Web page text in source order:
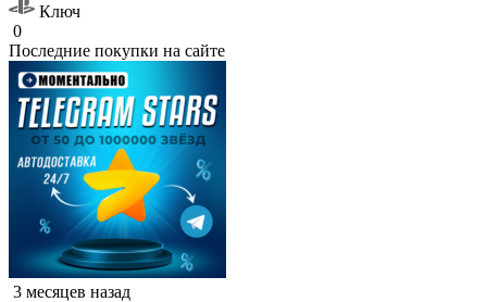
Ключ
0
Последние покупки на сайте
3 месяцев назад